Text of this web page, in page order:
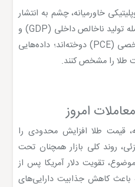
خاورمیانه، چشم به انتشار
داده‌های مهم اقتصاد آمریکا از جمله تولید ناخالص داخلی (GDP) و
شاخص قیمت مخارج مصرف شخصی (PCE) دوخته‌اند؛ داده‌هایی
طلا را مشخص کنند.
امروز
قیمت طلا افزایش محدودی را
روند کلی بازار همچنان تحت
تقویت دلار آمریکا پس از
باعث کاهش جذابیت دارایی‌های